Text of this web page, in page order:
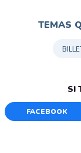
TEMAS
SI
FACEBOOK